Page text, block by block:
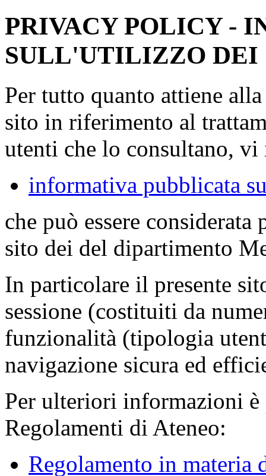
PRIVACY POLICY -
SULL'UTILIZZO DEI
Per tutto quanto attiene
sito in riferimento al
utenti che lo consultano,
informativa pubblicata
che può essere
sito dei del dipartimento
In particolare il presente
sessione (costituiti da
funzionalità (tipologia
navigazione sicura ed
Per ulteriori informazioni è
Regolamenti di Ateneo:
Regolamento in materia